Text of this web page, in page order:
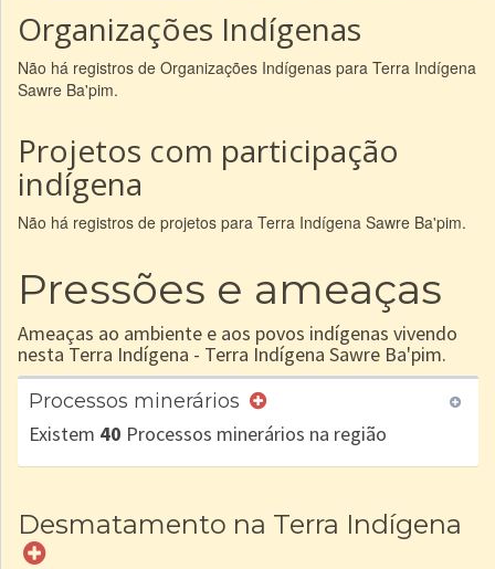
Organizações Indígenas
Não há registros de Organizações Indígenas para Terra Indígena
Sawre Ba'pim.
Projetos com participação
indígena
Não há registros de projetos para Terra Indígena Sawre Ba'pim.
Pressões e ameaças
Ameaças ao ambiente e aos povos indígenas vivendo
nesta Terra Indígena - Terra Indígena Sawre Ba'pim.
Processos minerários
Existem 40 Processos minerários na região
Desmatamento na Terra Indígena